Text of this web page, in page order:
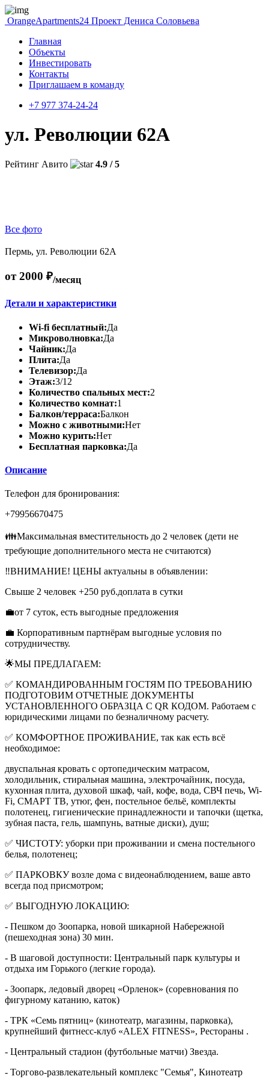
OrangeApartments24 Проект Дениса Соловьева
Главная
Объекты
Инвестировать
Контакты
Приглашаем в команду
+7 977 374-24-24
ул. Революции 62А
Рейтинг Авито 4.9 / 5
Все фото
Пермь, ул. Революции 62А
от 2000 ₽/месяц
Детали и характеристики
Wi-fi бесплатный:Да
Микроволновка:Да
Чайник:Да
Плита:Да
Телевизор:Да
Этаж:3/12
Количество спальных мест:2
Количество комнат:1
Балкон/терраса:Балкон
Можно с животными:Нет
Можно курить:Нет
Бесплатная парковка:Да
Описание
Телефон для бронирования:
+79956670475
👪Максимальная вместительность до 2 человек (дети не
требующие дополнительного места не считаются)
‼️ВНИМАНИЕ! ЦЕНЫ актуальны в объявлении:
Свыше 2 человек +250 руб.доплата в сутки
💼от 7 суток, есть выгодные предложения
💼 Корпоративным партнёрам выгодные условия по
сотрудничеству.
🌟МЫ ПРЕДЛАГАЕМ:
✅ КОМАНДИРОВАННЫМ ГОСТЯМ ПО ТРЕБОВАНИЮ
ПОДГОТОВИМ ОТЧЕТНЫЕ ДОКУМЕНТЫ
УСТАНОВЛЕННОГО ОБРАЗЦА С QR КОДОМ. Работаем с
юридическими лицами по безналичному расчету.
✅ КОМФОРТНОЕ ПРОЖИВАНИЕ, так как есть всё
необходимое:
двуспальная кровать с ортопедическим матрасом,
холодильник, стиральная машина, электрочайник, посуда,
кухонная плита, духовой шкаф, чай, кофе, вода, СВЧ печь, Wi-
Fi, СМАРТ ТВ, утюг, фен, постельное бельё, комплекты
полотенец, гигиенические принадлежности и тапочки (щетка,
зубная паста, гель, шампунь, ватные диски), душ;
✅ ЧИСТОТУ: уборки при проживании и смена постельного
белья, полотенец;
✅ ПАРКОВКУ возле дома с видеонаблюдением, ваше авто
всегда под присмотром;
✅ ВЫГОДНУЮ ЛОКАЦИЮ:
- Пешком до Зоопарка, новой шикарной Набережной
(пешеходная зона) 30 мин.
- В шаговой доступности: Центральный парк культуры и
отдыха им Горького (легкие города).
- Зоопарк, ледовый дворец «Орленок» (соревнования по
фигурному катанию, каток)
- ТРК «Семь пятниц» (кинотеатр, магазины, парковка),
крупнейший фитнесс-клуб «ALEX FITNESS», Рестораны .
- Центральный стадион (футбольные матчи) Звезда.
- Торгово-развлекательный комплекс "Семья", Кинотеатр